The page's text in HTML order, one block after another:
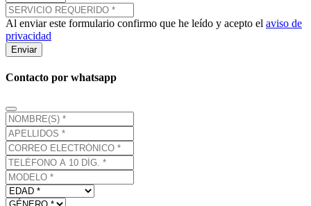
Al enviar este formulario confirmo que he leído y acepto el aviso de
privacidad
Enviar
Contacto por whatsapp